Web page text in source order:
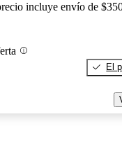
incluye envío de
El